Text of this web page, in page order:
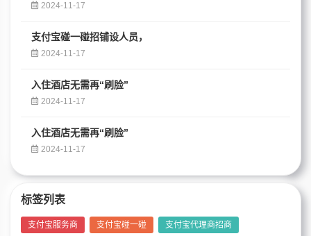
2024-11-17
支付宝碰一碰招铺设人员，
2024-11-17
入住酒店无需再“刷脸”
2024-11-17
入住酒店无需再“刷脸”
2024-11-17
标签列表
支付宝服务商 支付宝碰一碰 支付宝代理商招商